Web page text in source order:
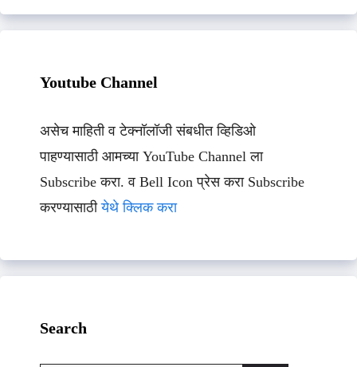
Youtube Channel
असेच माहिती व टेक्नॉलॉजी संबधीत व्हिडिओ
पाहण्यासाठी आमच्या YouTube Channel ला
Subscribe करा. व Bell Icon प्रेस करा Subscribe
करण्यासाठीयेथे क्लिक करा
Search